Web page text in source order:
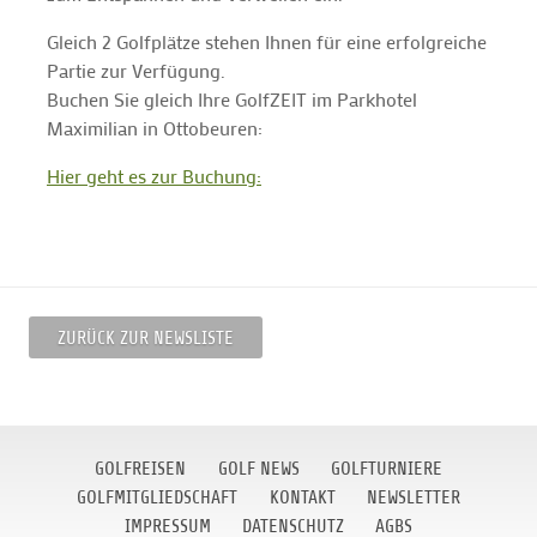
Gleich 2 Golfplätze stehen Ihnen für eine erfolgreiche
Partie zur Verfügung.
Buchen Sie gleich Ihre GolfZEIT im Parkhotel
Maximilian in Ottobeuren:
Hier geht es zur Buchung:
ZURÜCK ZUR NEWSLISTE
GOLFREISEN GOLF NEWS
GOLFTURNIERE
GOLFMITGLIEDSCHAFT
KONTAKT
NEWSLETTER
IMPRESSUM
DATENSCHUTZ AGBS